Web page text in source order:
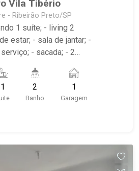
Vila Tibério
- Ribeirão Preto/SP
1 suíte; - living 2
estar; - sala de jantar; -
- sacada; - 2
- Churrasqueira - Cinema
- Espaço para Festas - Fitness
Lounge - Piscina Adulto -
1 2
Banho
1
Garagem